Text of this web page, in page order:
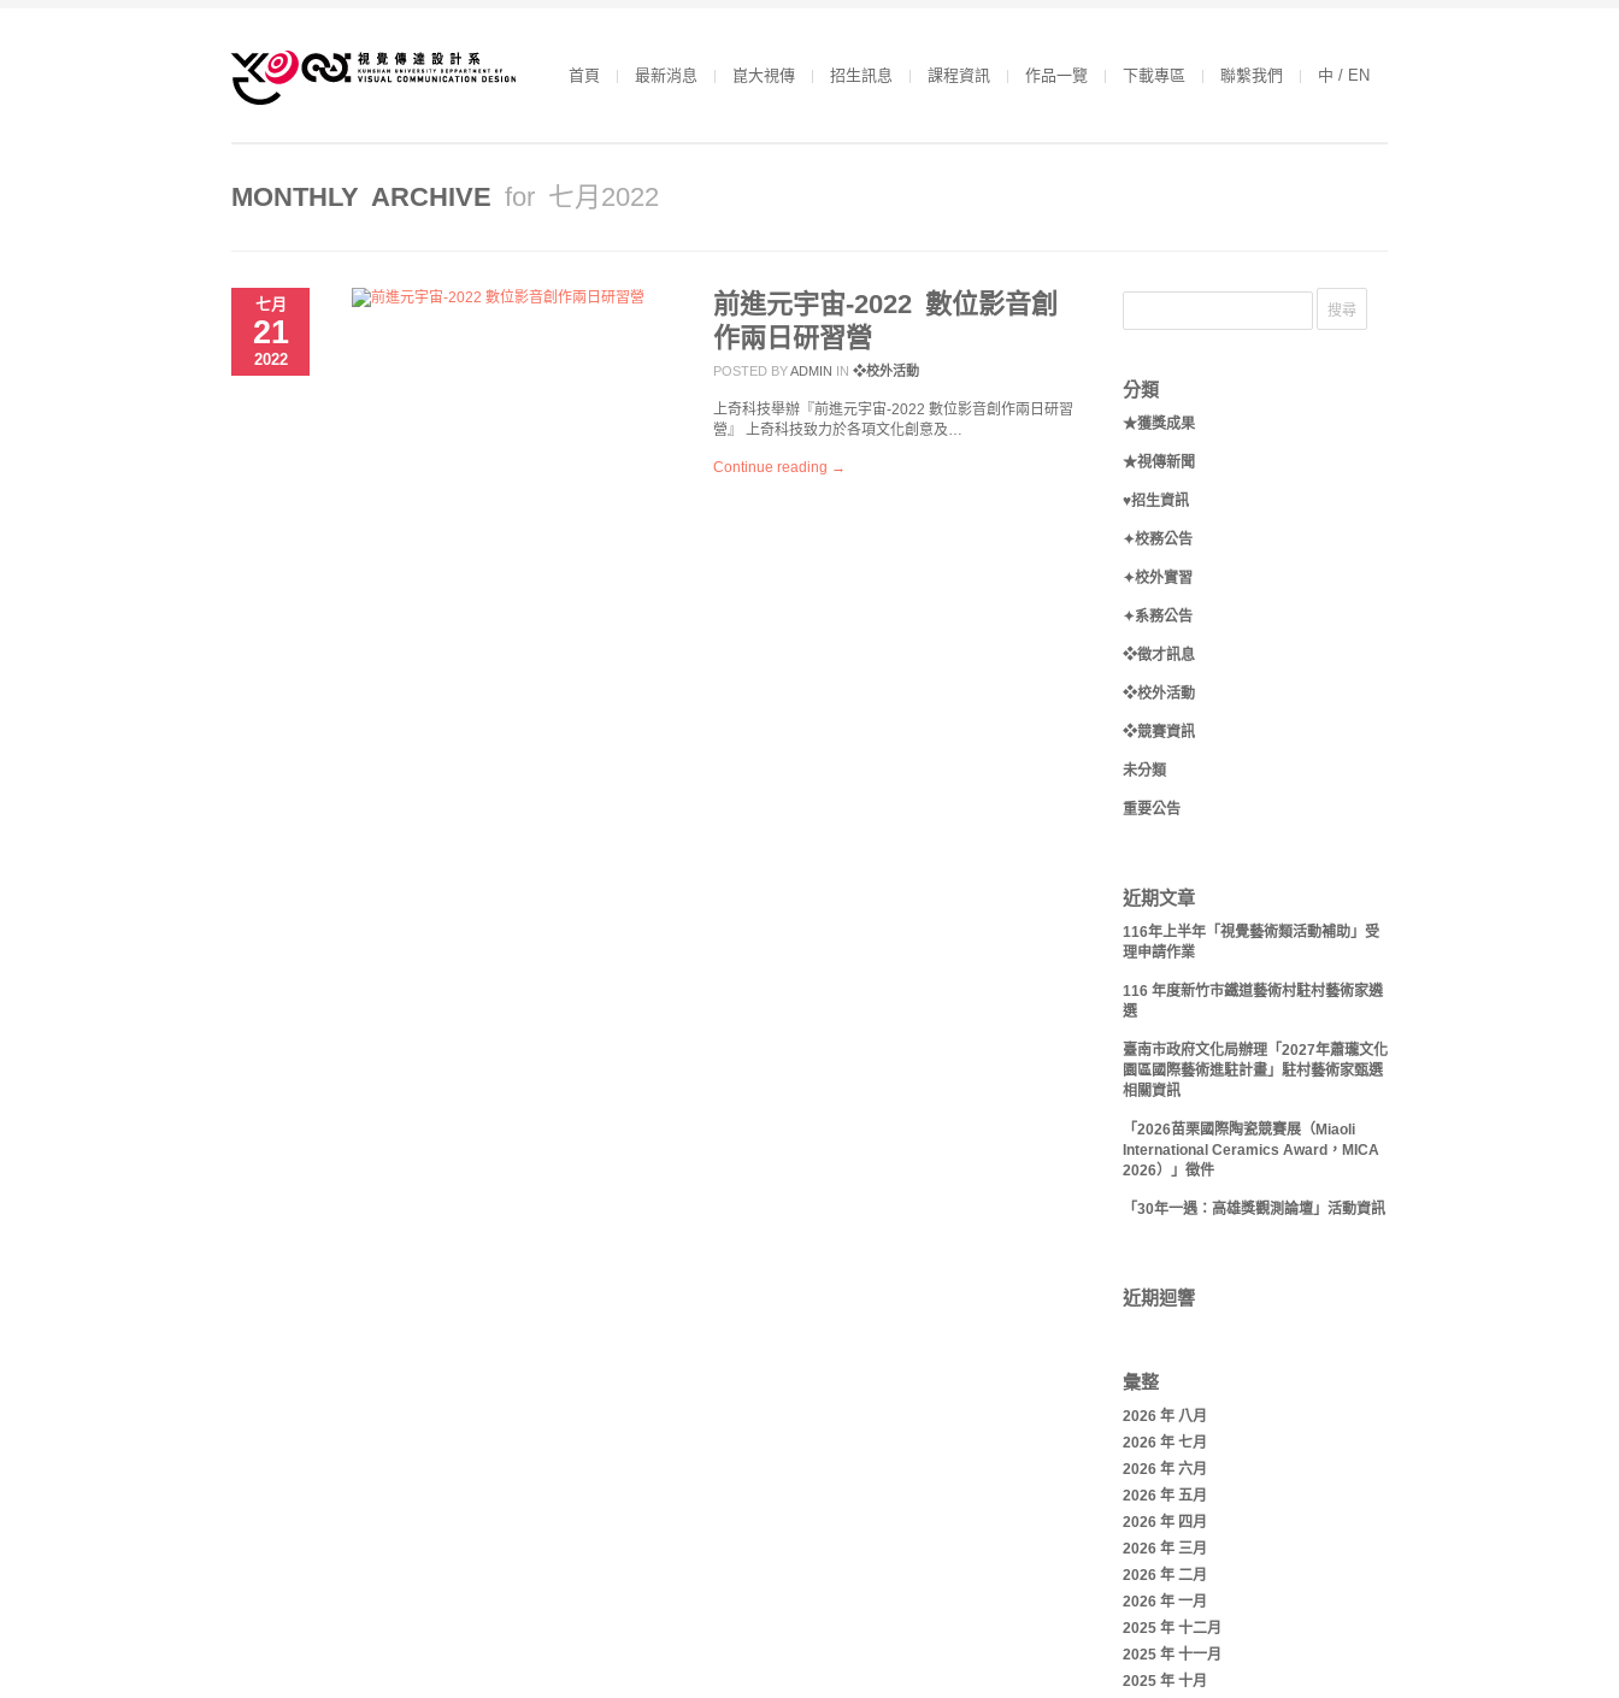
首頁 最新消息 崑大視傳 招生訊息 課程資訊 作品一覽 下載專區 聯繫我們 中 / EN
MONTHLY ARCHIVE for 七月2022
七月
21
2022
前進元宇宙-2022 數位影音創
作兩日研習營
POSTED BYADMIN IN ❖校外活動
上奇科技舉辦『前進元宇宙-2022 數位影音創作兩日研習
營』 上奇科技致力於各項文化創意及…
Continue reading →
分類
★獲獎成果
★視傳新聞
♥招生資訊
✦校務公告
✦校外實習
✦系務公告
❖徵才訊息
❖校外活動
❖競賽資訊
未分類
重要公告
近期文章
116年上半年「視覺藝術類活動補助」受
理申請作業
116 年度新竹市鐵道藝術村駐村藝術家遴
選
臺南市政府文化局辦理「2027年蕭瓏文化
園區國際藝術進駐計畫」駐村藝術家甄選
相關資訊
「2026苗栗國際陶瓷競賽展（Miaoli
International Ceramics Award，MICA
2026）」徵件
「30年一遇：高雄獎觀測論壇」活動資訊
近期迴響
彙整
2026 年 八月
2026 年 七月
2026 年 六月
2026 年 五月
2026 年 四月
2026 年 三月
2026 年 二月
2026 年 一月
2025 年 十二月
2025 年 十一月
2025 年 十月